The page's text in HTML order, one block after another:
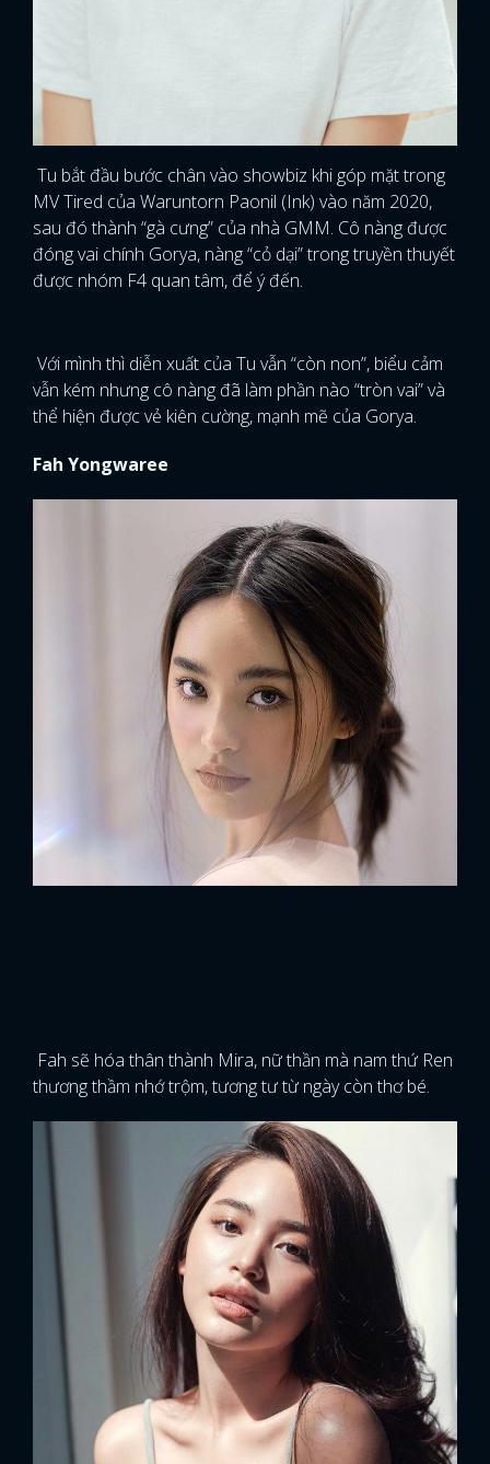
Tu bắt đầu bước chân vào showbiz khi góp mặt trong
MV Tired của Waruntorn Paonil (Ink) vào năm 2020,
sau đó thành “gà cưng” của nhà GMM. Cô nàng được
đóng vai chính Gorya, nàng “cỏ dại” trong truyền thuyết
được nhóm F4 quan tâm, để ý đến.
Với mình thì diễn xuất của Tu vẫn “còn non”, biểu cảm
vẫn kém nhưng cô nàng đã làm phần nào “tròn vai” và
thể hiện được vẻ kiên cường, mạnh mẽ của Gorya.
Fah Yongwaree
Fah sẽ hóa thân thành Mira, nữ thần mà nam thứ Ren
thương thầm nhớ trộm, tương tư từ ngày còn thơ bé.